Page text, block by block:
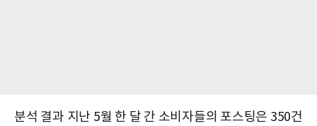
분석 결과 지난 5월 한 달 간 소비자들의 포스팅은 350건